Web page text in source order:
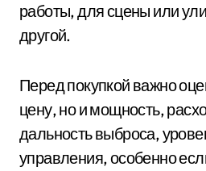
работы, для сцены или
другой.
Перед покупкой важно
цену, но и мощность,
дальность выброса,
управления, особенно